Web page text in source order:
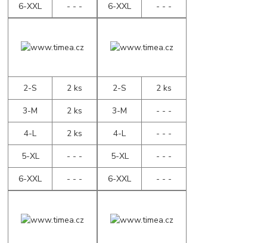
6-XXL - - - 6-XXL - - -
2-S
2 ks
3-M
2 ks
4-L
2 ks
5-XL
- - -
6-XXL
- - -
2-S
2 ks
3-M
- - -
4-L
- - -
5-XL
- - -
6-XXL
- - -